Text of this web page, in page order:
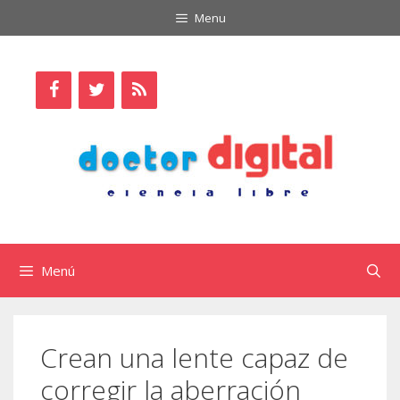
al
Menu
Menú
Crean una lente capaz de
corregir la aberración